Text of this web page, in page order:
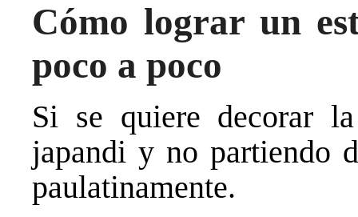
Cómo lograr un
poco a poco
Si se quiere decorar
japandi y no partiendo
paulatinamente.